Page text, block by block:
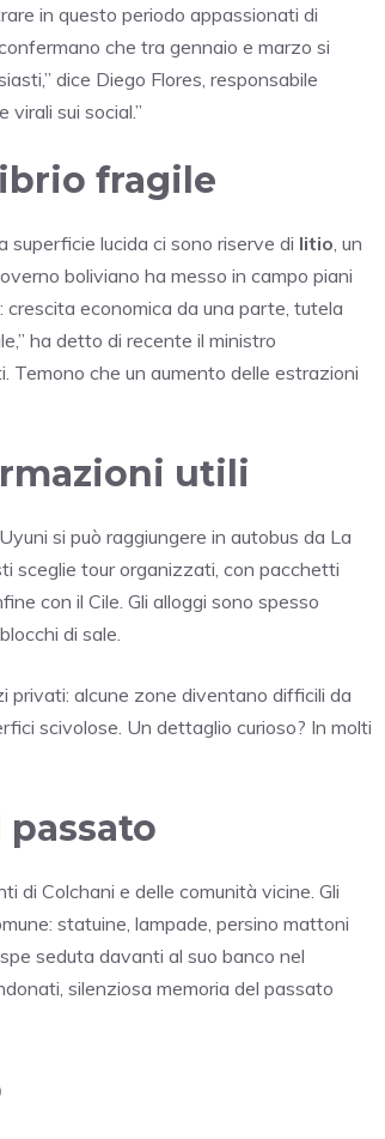
in questo periodo appassionati di
che tra gennaio e marzo si
dice Diego Flores, responsabile
sui social.”
fragile
superficie lucida ci sono riserve di litio , un
boliviano ha messo in campo piani
crescita economica da una parte, tutela
ha detto di recente il ministro
Temono che un aumento delle estrazioni
utili
si può raggiungere in autobus da La
sceglie tour organizzati, con pacchetti
con il Cile. Gli alloggi sono spesso
di sale.
privati: alcune zone diventano difficili da
scivolose. Un dettaglio curioso? In molti
di Colchani e delle comunità vicine. Gli
statuine, lampade, persino mattoni
seduta davanti al suo banco nel
silenziosa memoria del passato